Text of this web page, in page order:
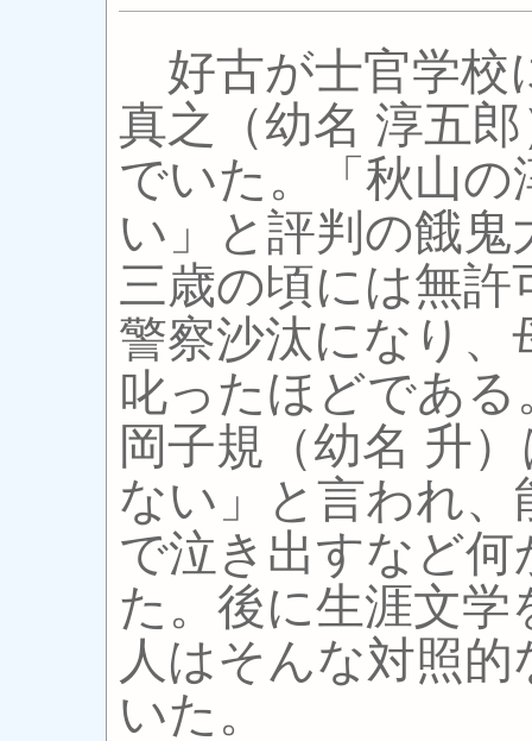
好古が士官学校
真之（幼名 淳五
でいた。「秋山
い」と評判の餓
三歳の頃には無
警察沙汰になり
叱ったほどであ
岡子規（幼名 升
ない」と言われ
で泣き出すなど
た。後に生涯文
人はそんな対照
いた。